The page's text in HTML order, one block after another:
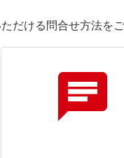
だける問合せ方法を